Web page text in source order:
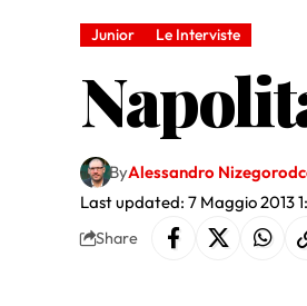
Junior Le Interviste
Last updated: 7 Maggio 2013
ByAlessandro
Share